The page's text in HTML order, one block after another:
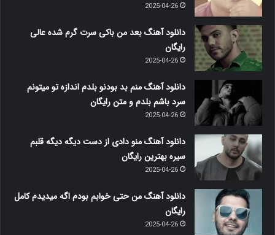
2025-04-26
دانلود آهنگ بعد من باکی سرت گرم شده عالی
رایگان
2025-04-26
دانلود آهنگ منم بد بودنو بلدم اندازه تو میتونم
سرد باشم بلدم و متن رایگان
2025-04-26
دانلود آهنگ منو دادی از دست دیگه دیگه قلبم
سیره بهترین رایگان
2025-04-26
دانلود آهنگ من حتی خوابم بودم اگه میدیدم کامل
رایگان
2025-04-26